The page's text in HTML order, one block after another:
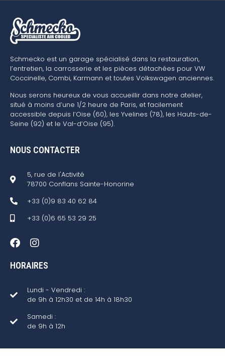
Schmecko est un garage spécialisé dans la restauration,
l’entretien, la carrosserie et les pièces détachées pour VW
Coccinelle, Combi, Karmann et toutes Volkswagen anciennes.
Nous serons heureux de vous accueillir dans notre atelier,
situé à moins d’une 1/2 heure de Paris, et facilement
accessible depuis l’Oise (60), les Yvelines (78), les Hauts-de-
Seine (92) et le Val-d’Oise (95).
NOUS CONTACTER
5, rue de l'Activité
78700 Conflans Sainte-Honorine
+33 (0)9 83 40 62 84
+33 (0)6 65 53 29 25
HORAIRES
Lundi - Vendredi :
de 9h à 12h30 et de 14h à 18h30
Samedi :
de 9h à 12h